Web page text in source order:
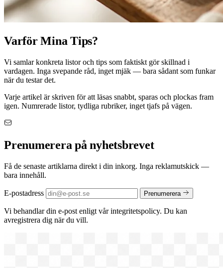
Varför Mina Tips?
Vi samlar konkreta listor och tips som faktiskt gör skillnad i
vardagen. Inga svepande råd, inget mjäk — bara sådant som funkar
när du testar det.
Varje artikel är skriven för att läsas snabbt, sparas och plockas fram
igen. Numrerade listor, tydliga rubriker, inget tjafs på vägen.
Prenumerera på nyhetsbrevet
Få de senaste artiklarna direkt i din inkorg. Inga reklamutskick —
bara innehåll.
E-postadress Prenumerera
Vi behandlar din e-post enligt vår integritetspolicy. Du kan
avregistrera dig när du vill.